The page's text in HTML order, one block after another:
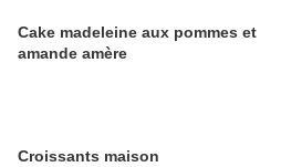
Cake madeleine aux pommes et
amande amère
Croissants maison